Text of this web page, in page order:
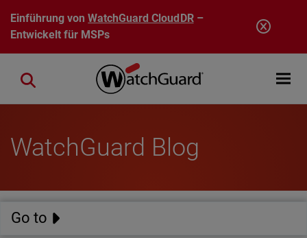
Direkt zum Inhalt
Einführung vonWatchGuard CloudDR–
Entwickelt für MSPs
Open
Close search
WatchGuard Blog
Go to